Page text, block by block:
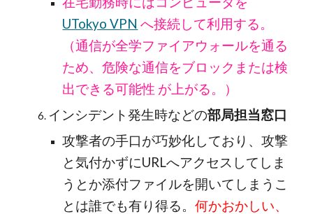
UTokyo VPN へ接続して利用する。
（通信が全学ファイアウォールを通る
ため、危険な通信をブロックまたは検
出できる可能性 が上がる。）
インシデント発生時などの部局担当窓口
攻撃者の手口が巧妙化しており、攻撃
と気付かずにURLへアクセスしてしま
うとか添付ファイルを開いてしまうこ
とは誰でも有り得る。何かおかしい、